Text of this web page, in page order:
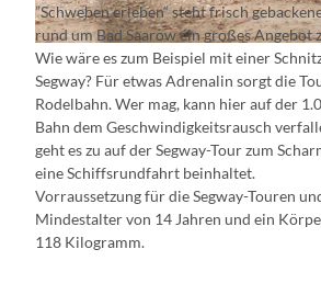
© Sonne3000
”Schweben erleben“ steht frisch
rund um Bad Saarow ein großes Angebot
Wie wäre es zum Beispiel mit einer
Segway? Für etwas Adrenalin sorgt die
Rodelbahn. Wer mag, kann hier auf der
Bahn dem Geschwindigkeitsrausch
geht es zu auf der Segway-Tour zum
eine Schiffsrundfahrt beinhaltet.
Vorraussetzung für die Segway-Touren
Mindestalter von 14 Jahren und ein
118 Kilogramm.